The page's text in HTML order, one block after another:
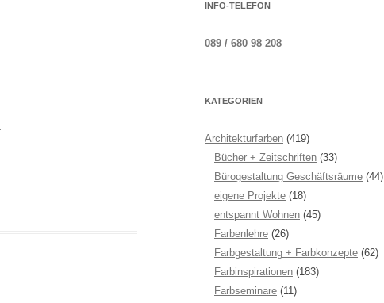
INFO-TELEFON
089 / 680 98 208
KATEGORIEN
Architekturfarben (419)
Bücher + Zeitschriften (33)
Bürogestaltung Geschäftsräume (44)
eigene Projekte (18)
entspannt Wohnen (45)
Farbenlehre (26)
Farbgestaltung + Farbkonzepte (62)
Farbinspirationen (183)
Farbseminare (11)